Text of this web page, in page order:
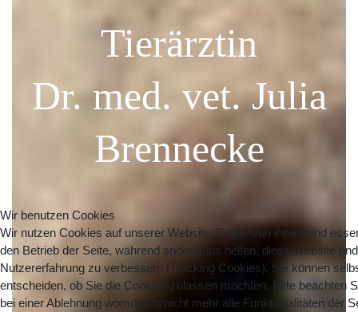
Tierärztin
Dr. med. vet. Julia
Brennecke
Wir benutzen Cookies
Wir nutzen Cookies auf unserer Website. Einige von ihnen sind
den Betrieb der Seite, während andere uns helfen, diese Website
Nutzererfahrung zu verbessern (Tracking Cookies). Sie können
entscheiden, ob Sie die Cookies zulassen möchten. Bitte beachten
bei einer Ablehnung womöglich nicht mehr alle Funktionalitäten der